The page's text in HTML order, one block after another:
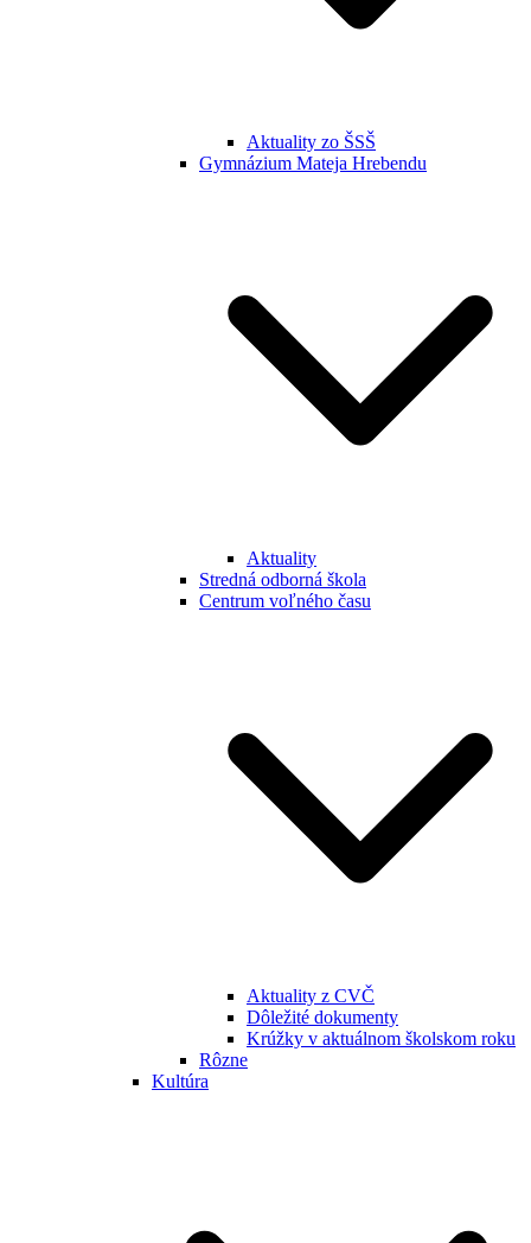
Aktuality zo ŠSŠ
Gymnázium Mateja Hrebendu
Aktuality
Stredná odborná škola
Centrum voľného času
Aktuality z CVČ
Dôležité dokumenty
Krúžky v aktuálnom školskom roku
Rôzne
Kultúra